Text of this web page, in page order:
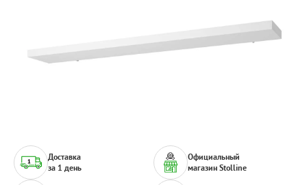
Доставка
за 1 день
Официальный
магазин Stolline